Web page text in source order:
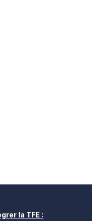
la TFE :